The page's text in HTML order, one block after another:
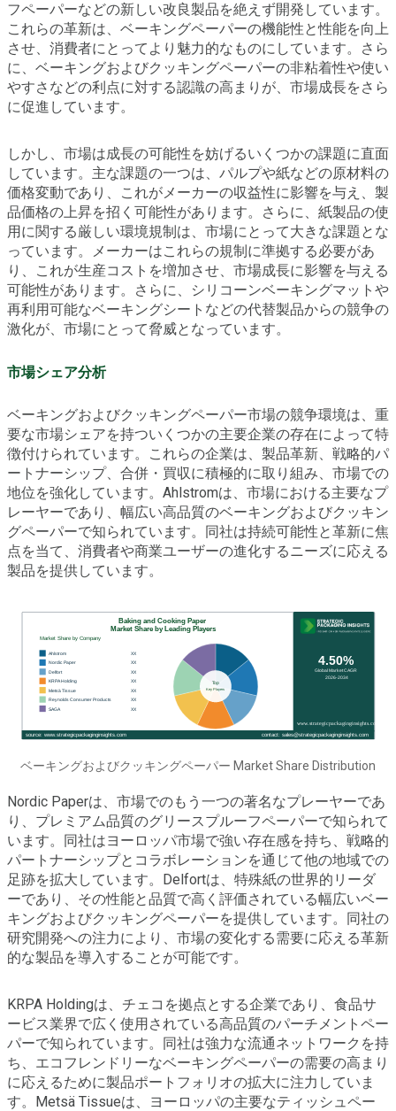
フペーパーなどの新しい改良製品を絶えず開発しています。
これらの革新は、ベーキングペーパーの機能性と性能を向上
させ、消費者にとってより魅力的なものにしています。さら
に、ベーキングおよびクッキングペーパーの非粘着性や使い
やすさなどの利点に対する認識の高まりが、市場成長をさら
に促進しています。
しかし、市場は成長の可能性を妨げるいくつかの課題に直面
しています。主な課題の一つは、パルプや紙などの原材料の
価格変動であり、これがメーカーの収益性に影響を与え、製
品価格の上昇を招く可能性があります。さらに、紙製品の使
用に関する厳しい環境規制は、市場にとって大きな課題とな
っています。メーカーはこれらの規制に準拠する必要があ
り、これが生産コストを増加させ、市場成長に影響を与える
可能性があります。さらに、シリコーンベーキングマットや
再利用可能なベーキングシートなどの代替製品からの競争の
激化が、市場にとって脅威となっています。
市場シェア分析
ベーキングおよびクッキングペーパー市場の競争環境は、重
要な市場シェアを持ついくつかの主要企業の存在によって特
徴付けられています。これらの企業は、製品革新、戦略的パ
ートナーシップ、合併・買収に積極的に取り組み、市場での
地位を強化しています。Ahlstromは、市場における主要なプ
レーヤーであり、幅広い高品質のベーキングおよびクッキン
グペーパーで知られています。同社は持続可能性と革新に焦
点を当て、消費者や商業ユーザーの進化するニーズに応える
製品を提供しています。
ベーキングおよびクッキングペーパー Market Share Distribution
Nordic Paperは、市場でのもう一つの著名なプレーヤーであ
り、プレミアム品質のグリースプルーフペーパーで知られて
います。同社はヨーロッパ市場で強い存在感を持ち、戦略的
パートナーシップとコラボレーションを通じて他の地域での
足跡を拡大しています。Delfortは、特殊紙の世界的リーダ
ーであり、その性能と品質で高く評価されている幅広いベー
キングおよびクッキングペーパーを提供しています。同社の
研究開発への注力により、市場の変化する需要に応える革新
的な製品を導入することが可能です。
KRPA Holdingは、チェコを拠点とする企業であり、食品サ
ービス業界で広く使用されている高品質のパーチメントペー
パーで知られています。同社は強力な流通ネットワークを持
ち、エコフレンドリーなベーキングペーパーの需要の高まり
に応えるために製品ポートフォリオの拡大に注力していま
す。Metsä Tissueは、ヨーロッパの主要なティッシュペー